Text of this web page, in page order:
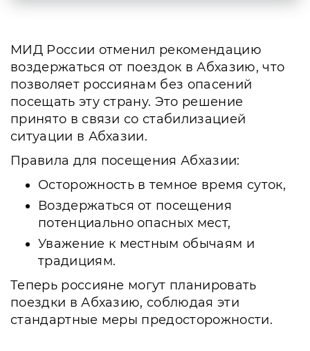
МИД России отменил рекомендацию
воздержаться от поездок в Абхазию, что
позволяет россиянам без опасений
посещать эту страну. Это решение
принято в связи со стабилизацией
ситуации в Абхазии.
Правила для посещения Абхазии:
Осторожность в темное время суток,
Воздержаться от посещения
потенциально опасных мест,
Уважение к местным обычаям и
традициям.
Теперь россияне могут планировать
поездки в Абхазию, соблюдая эти
стандартные меры предосторожности.